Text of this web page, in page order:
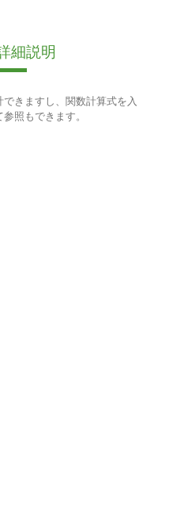
細説明
きますし、関数計算式を入
照もできます。